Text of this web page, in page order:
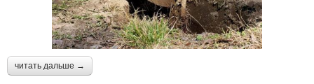
читать дальше →